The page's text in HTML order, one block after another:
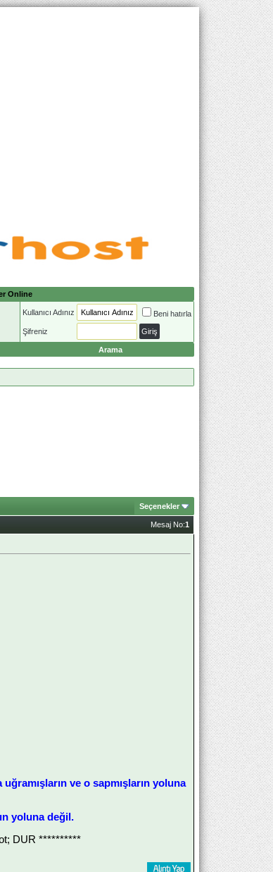
Online
Kullanıcı Adınız Beni hatırla
Şifreniz
Arama
Seçenekler
Mesaj No:1
ve o sapmışların yoluna
yoluna değil.
DUR **********